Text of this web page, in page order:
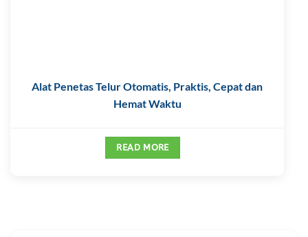
Alat Penetas Telur Otomatis, Praktis, Cepat dan
Hemat Waktu
READ MORE